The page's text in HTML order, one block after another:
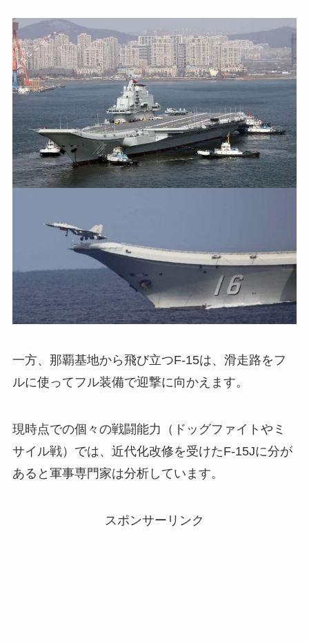
一方、那覇基地から飛び立つF-15は、滑走路をフ
ルに使ってフル装備で迎撃に向かえます。
現時点での個々の戦闘能力（ドッグファイトやミ
サイル戦）では、近代化改修を受けたF-15Jに分が
あると軍事専門家は分析しています。
スポンサーリンク